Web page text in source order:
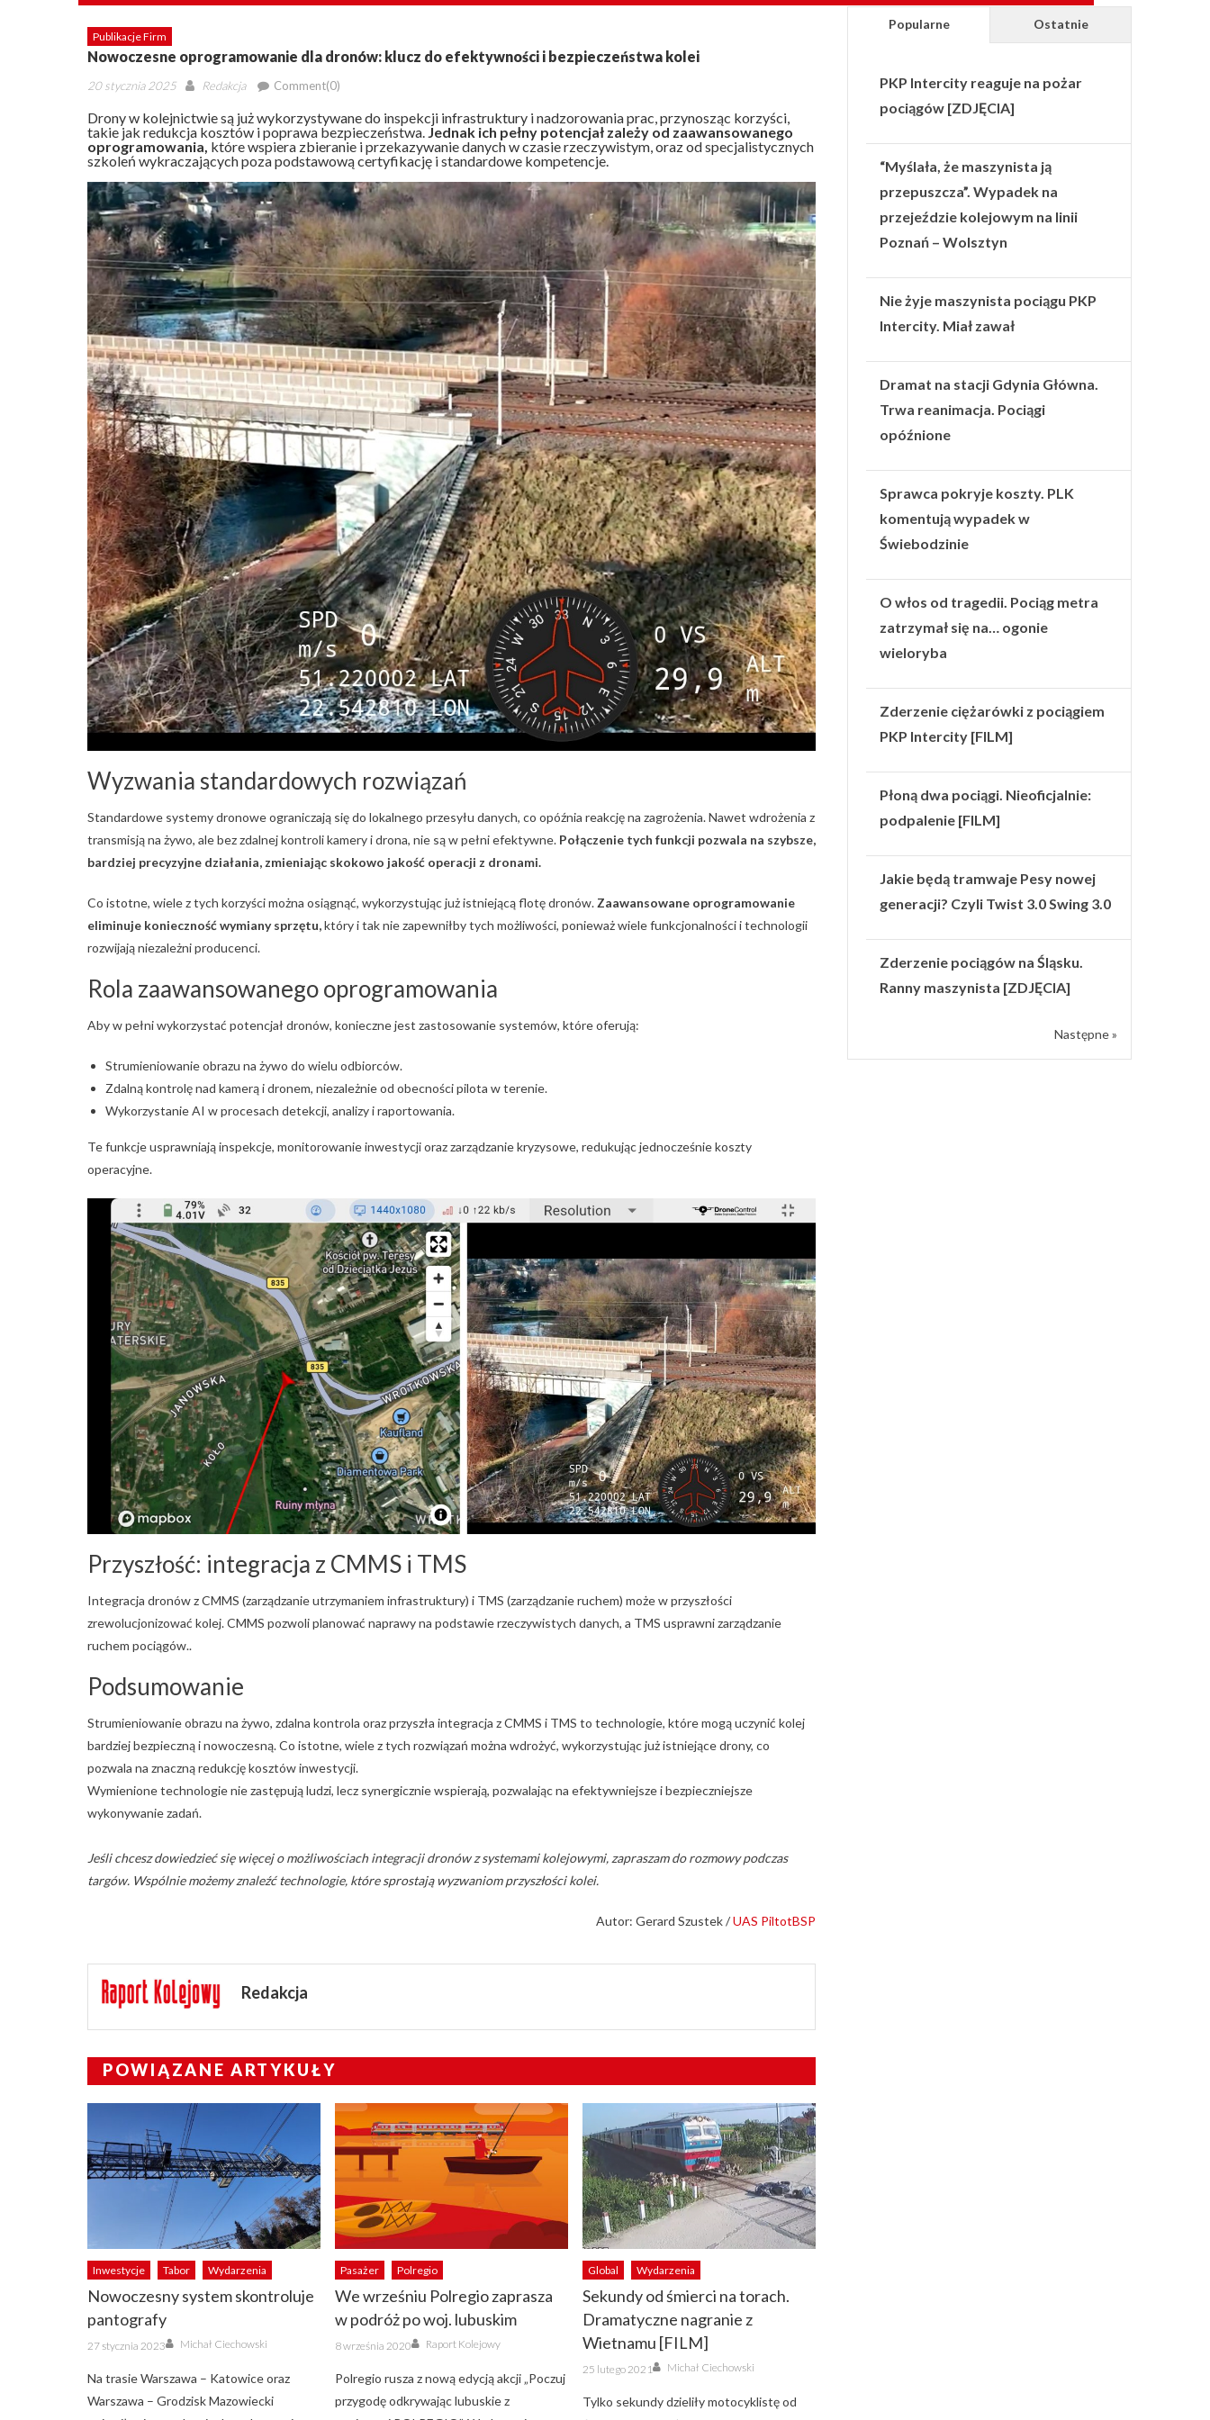
Publikacje Firm
Nowoczesne oprogramowanie dla dronów: klucz do efektywności i bezpieczeństwa kolei
Posted
20 stycznia 2025 Author
Redakcja Comment(0)
Drony w kolejnictwie są już wykorzystywane do inspekcji infrastruktury i nadzorowania prac, przynosząc korzyści,
takie jak redukcja kosztów i poprawa bezpieczeństwa. Jednak ich pełny potencjał zależy od zaawansowanego
oprogramowania, które wspiera zbieranie i przekazywanie danych w czasie rzeczywistym, oraz od specjalistycznych
szkoleń wykraczających poza podstawową certyfikację i standardowe kompetencje.
Wyzwania standardowych rozwiązań
Standardowe systemy dronowe ograniczają się do lokalnego przesyłu danych, co opóźnia reakcję na zagrożenia. Nawet wdrożenia z
transmisją na żywo, ale bez zdalnej kontroli kamery i drona, nie są w pełni efektywne. Połączenie tych funkcji pozwala na szybsze,
bardziej precyzyjne działania, zmieniając skokowo jakość operacji z dronami.
Co istotne, wiele z tych korzyści można osiągnąć, wykorzystując już istniejącą flotę dronów. Zaawansowane oprogramowanie
eliminuje konieczność wymiany sprzętu,który i tak nie zapewniłby tych możliwości, ponieważ wiele funkcjonalności i technologii
rozwijają niezależni producenci.
Rola zaawansowanego oprogramowania
Aby w pełni wykorzystać potencjał dronów, konieczne jest zastosowanie systemów, które oferują:
Strumieniowanie obrazu na żywo do wielu odbiorców.
Zdalną kontrolę nad kamerą i dronem, niezależnie od obecności pilota w terenie.
Wykorzystanie AI w procesach detekcji, analizy i raportowania.
Te funkcje usprawniają inspekcje, monitorowanie inwestycji oraz zarządzanie kryzysowe, redukując jednocześnie koszty
operacyjne.
Przyszłość: integracja z CMMS i TMS
Integracja dronów z CMMS (zarządzanie utrzymaniem infrastruktury) i TMS (zarządzanie ruchem) może w przyszłości
zrewolucjonizować kolej. CMMS pozwoli planować naprawy na podstawie rzeczywistych danych, a TMS usprawni zarządzanie
ruchem pociągów..
Podsumowanie
Strumieniowanie obrazu na żywo, zdalna kontrola oraz przyszła integracja z CMMS i TMS to technologie, które mogą uczynić kolej
bardziej bezpieczną i nowoczesną. Co istotne, wiele z tych rozwiązań można wdrożyć, wykorzystując już istniejące drony, co
pozwala na znaczną redukcję kosztów inwestycji.
Wymienione technologie nie zastępują ludzi, lecz synergicznie wspierają, pozwalając na efektywniejsze i bezpieczniejsze
wykonywanie zadań.
Jeśli chcesz dowiedzieć się więcej o możliwościach integracji dronów z systemami kolejowymi, zapraszam do rozmowy podczas
targów. Wspólnie możemy znaleźć technologie, które sprostają wyzwaniom przyszłości kolei.
Autor: Gerard Szustek /UAS PiltotBSP
Redakcja
POWIĄZANE ARTYKUŁY
Inwestycje Tabor Wydarzenia
Nowoczesny system skontroluje
pantografy
Posted
on
27 stycznia 2023 Author
Michał Ciechowski
Na trasie Warszawa – Katowice oraz
Warszawa – Grodzisk Mazowiecki
Pasażer Polregio
We wrześniu Polregio zaprasza
w podróż po woj. lubuskim
Posted
on
8 września 2020 Author
Raport Kolejowy
Polregio rusza z nową edycją akcji „Poczuj
przygodę odkrywając lubuskie z
Global Wydarzenia
Sekundy od śmierci na torach.
Dramatyczne nagranie z
Wietnamu [FILM]
Posted
on
25 lutego 2021 Author
Michał Ciechowski
Tylko sekundy dzieliły motocyklistę od
Popularne Ostatnie
PKP Intercity reaguje na pożar
pociągów [ZDJĘCIA]
“Myślała, że maszynista ją
przepuszcza”. Wypadek na
przejeździe kolejowym na linii
Poznań – Wolsztyn
Nie żyje maszynista pociągu PKP
Intercity. Miał zawał
Dramat na stacji Gdynia Główna.
Trwa reanimacja. Pociągi
opóźnione
Sprawca pokryje koszty. PLK
komentują wypadek w
Świebodzinie
O włos od tragedii. Pociąg metra
zatrzymał się na… ogonie
wieloryba
Zderzenie ciężarówki z pociągiem
PKP Intercity [FILM]
Płoną dwa pociągi. Nieoficjalnie:
podpalenie [FILM]
Jakie będą tramwaje Pesy nowej
generacji? Czyli Twist 3.0 Swing 3.0
Zderzenie pociągów na Śląsku.
Ranny maszynista [ZDJĘCIA]
Następne »